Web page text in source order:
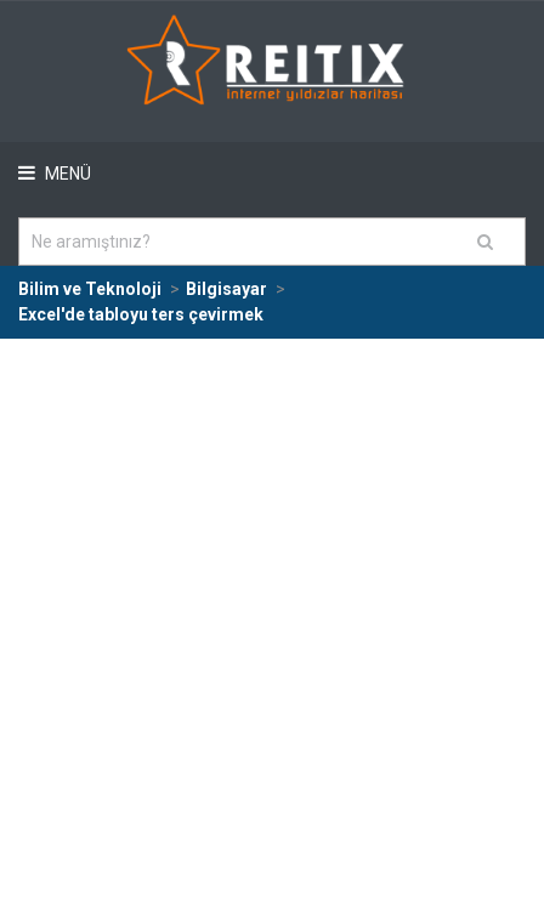
MENÜ
Bilim ve Teknoloji
Bilgisayar
Excel'de tabloyu ters çevirmek